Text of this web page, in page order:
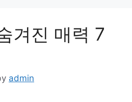
겨진 매력 7
admin